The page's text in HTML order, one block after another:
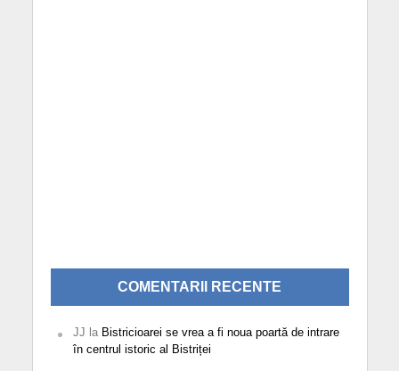
COMENTARII RECENTE
JJ la Bistricioarei se vrea a fi noua poartă de intrare
în centrul istoric al Bistriței